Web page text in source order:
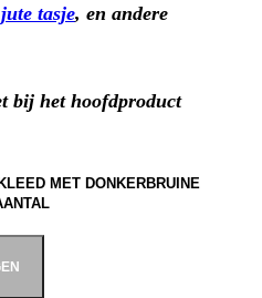
tasje, en andere
bij het hoofdproduct
MET DONKERBRUINE